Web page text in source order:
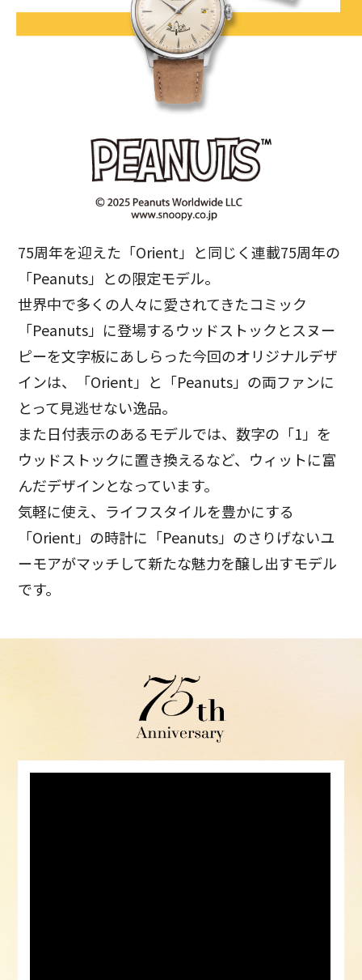
75周年を迎えた「Orient」と同じく連載75周年の
「Peanuts」との限定モデル。
世界中で多くの人々に愛されてきたコミック
「Peanuts」に登場するウッドストックとスヌー
ピーを文字板にあしらった今回のオリジナルデザ
インは、「Orient」と「Peanuts」の両ファンに
とって見逃せない逸品。
また日付表示のあるモデルでは、数字の「1」を
ウッドストックに置き換えるなど、ウィットに富
んだデザインとなっています。
気軽に使え、ライフスタイルを豊かにする
「Orient」の時計に「Peanuts」のさりげないユ
ーモアがマッチして新たな魅力を醸し出すモデル
です。